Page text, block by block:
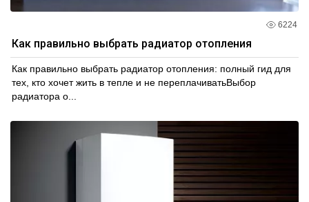
6224
Как правильно выбрать радиатор отопления
Как правильно выбрать радиатор отопления: полный гид для
тех, кто хочет жить в тепле и не переплачиватьВыбор
радиатора о...